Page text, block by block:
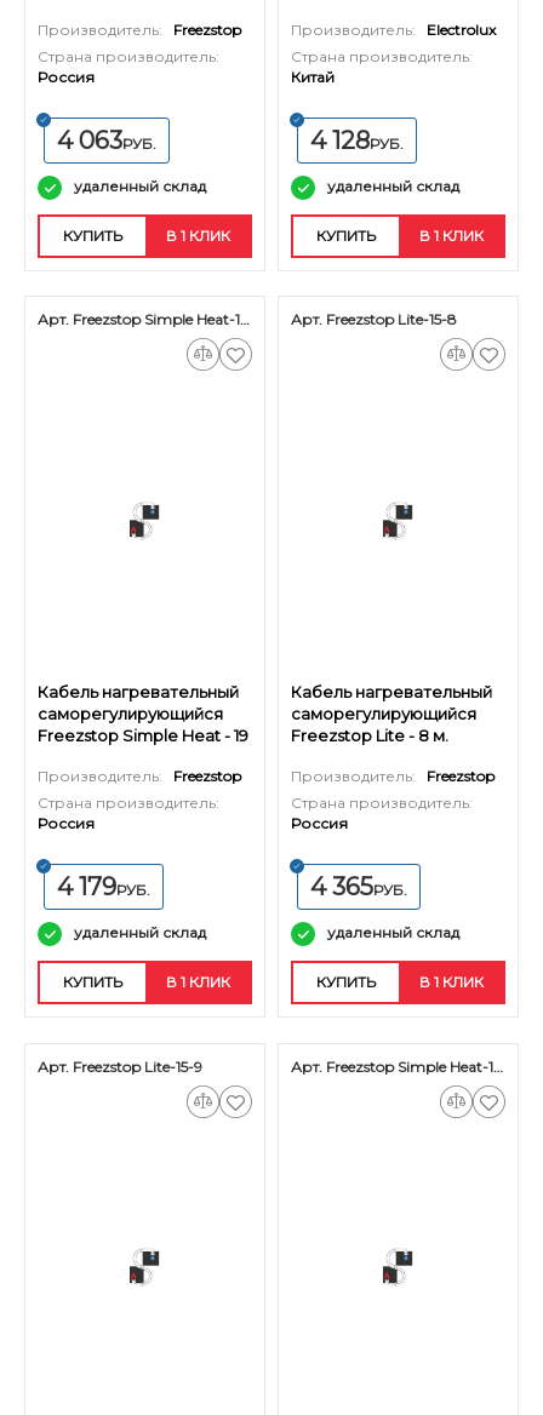
Производитель:
Freezstop
Страна производитель:
Россия
4 063РУБ.
удаленный склад
КУПИТЬ В 1 КЛИК
Производитель:
Electrolux
Страна производитель:
Китай
4 128РУБ.
удаленный склад
КУПИТЬ В 1 КЛИК
Арт. Freezstop Simple Heat-18-19
Кабель нагревательный
саморегулирующийся
Freezstop Simple Heat - 19
Производитель:
Freezstop
Страна производитель:
Россия
4 179РУБ.
удаленный склад
КУПИТЬ В 1 КЛИК
Арт. Freezstop Lite-15-8
Кабель нагревательный
саморегулирующийся
Freezstop Lite - 8 м.
Производитель:
Freezstop
Страна производитель:
Россия
4 365РУБ.
удаленный склад
КУПИТЬ В 1 КЛИК
Арт. Freezstop Lite-15-9 Арт. Freezstop Simple Heat-18-24,5